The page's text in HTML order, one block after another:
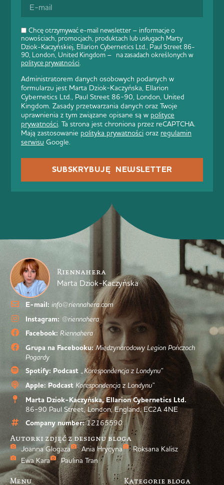
Chcę otrzymywać e-mail newsletter – informacje o
nowościach, promocjach, produktach lub usługach Marty
Dziok-Kaczyńskiej, Ellarion Cybernetics Ltd., Paul Street 86-
90, London, United Kingdom – na zasadach określonych w
polityce prywatności.
Administratorem danych osobowych podanych w
formularzu jest Marta Dziok-Kaczyńska, Ellarion
Cybernetics Ltd., Paul Street 86-90, London, United
Kingdom. Zasady przetwarzania danych oraz Twoje
uprawnienia z tym związane opisane są w polityce
prywatności. Ta strona jest chroniona przez reCAPTCHA.
Mają zastosowanie polityka prywatności oraz regulamin
serwisu Google.
SUBSKRYBUJĘ NEWSLETTER
Riennahera
Marta Dziok-Kaczyńska
E-mail: info@riennahera.com
Instagram: @riennahera
Facebook: Riennahera
Grupa na Facebooku: Międzynarodowy Legion Pończoch
Pogardy
Spotify: Podcast „Korespondencja z Londynu”
Apple: Podcast Korespondencja z Londynu”
Marta Dziok-Kaczyńska, Ellarion Cybernetics Ltd.
86-90 Paul Street, London, England, EC2A 4NE
Company number: 12165590
Autorki zdjęć z designu bloga
Joanna Glogaza Ania Hrycyna
Roksana Kalisz
Ewa Kara
Paulina Tran
Menu Kategorie bloga